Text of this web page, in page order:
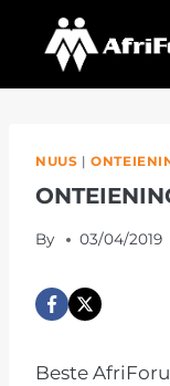
content
NUUS |
By 03/04/2019
Beste